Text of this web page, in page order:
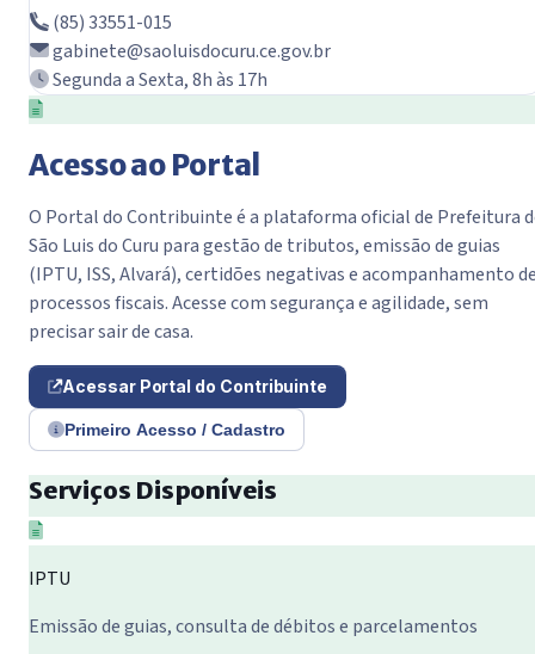
(85) 33551-015
gabinete@saoluisdocuru.ce.gov.br
Segunda a Sexta, 8h às 17h
Acesso ao Portal
O Portal do Contribuinte é a plataforma oficial de Prefeitura
São Luis do Curu para gestão de tributos, emissão de guias
(IPTU, ISS, Alvará), certidões negativas e acompanhamento
processos fiscais. Acesse com segurança e agilidade, sem
precisar sair de casa.
Acessar Portal do Contribuinte
Primeiro Acesso / Cadastro
Serviços Disponíveis
IPTU
Emissão de guias, consulta de débitos e parcelamentos